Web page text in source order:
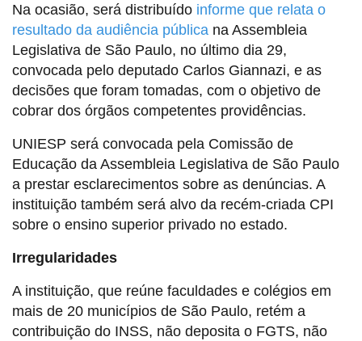
Na ocasião, será distribuído informe que relata o
resultado da audiência pública na Assembleia
Legislativa de São Paulo, no último dia 29,
convocada pelo deputado Carlos Giannazi, e as
decisões que foram tomadas, com o objetivo de
cobrar dos órgãos competentes providências.
UNIESP será convocada pela Comissão de
Educação da Assembleia Legislativa de São Paulo
a prestar esclarecimentos sobre as denúncias. A
instituição também será alvo da recém-criada CPI
sobre o ensino superior privado no estado.
Irregularidades
A instituição, que reúne faculdades e colégios em
mais de 20 municípios de São Paulo, retém a
contribuição do INSS, não deposita o FGTS, não